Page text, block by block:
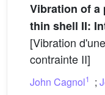
Vibration of a
thin shell II:
[Vibration
contrainte II]
John Cagnol1 ;